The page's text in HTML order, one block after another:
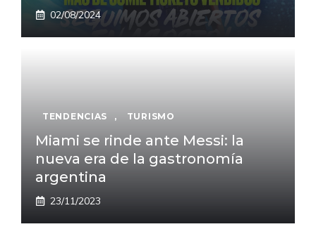
02/08/2024
TENDENCIAS , TURISMO
Miami se rinde ante Messi: la
nueva era de la gastronomía
argentina
23/11/2023